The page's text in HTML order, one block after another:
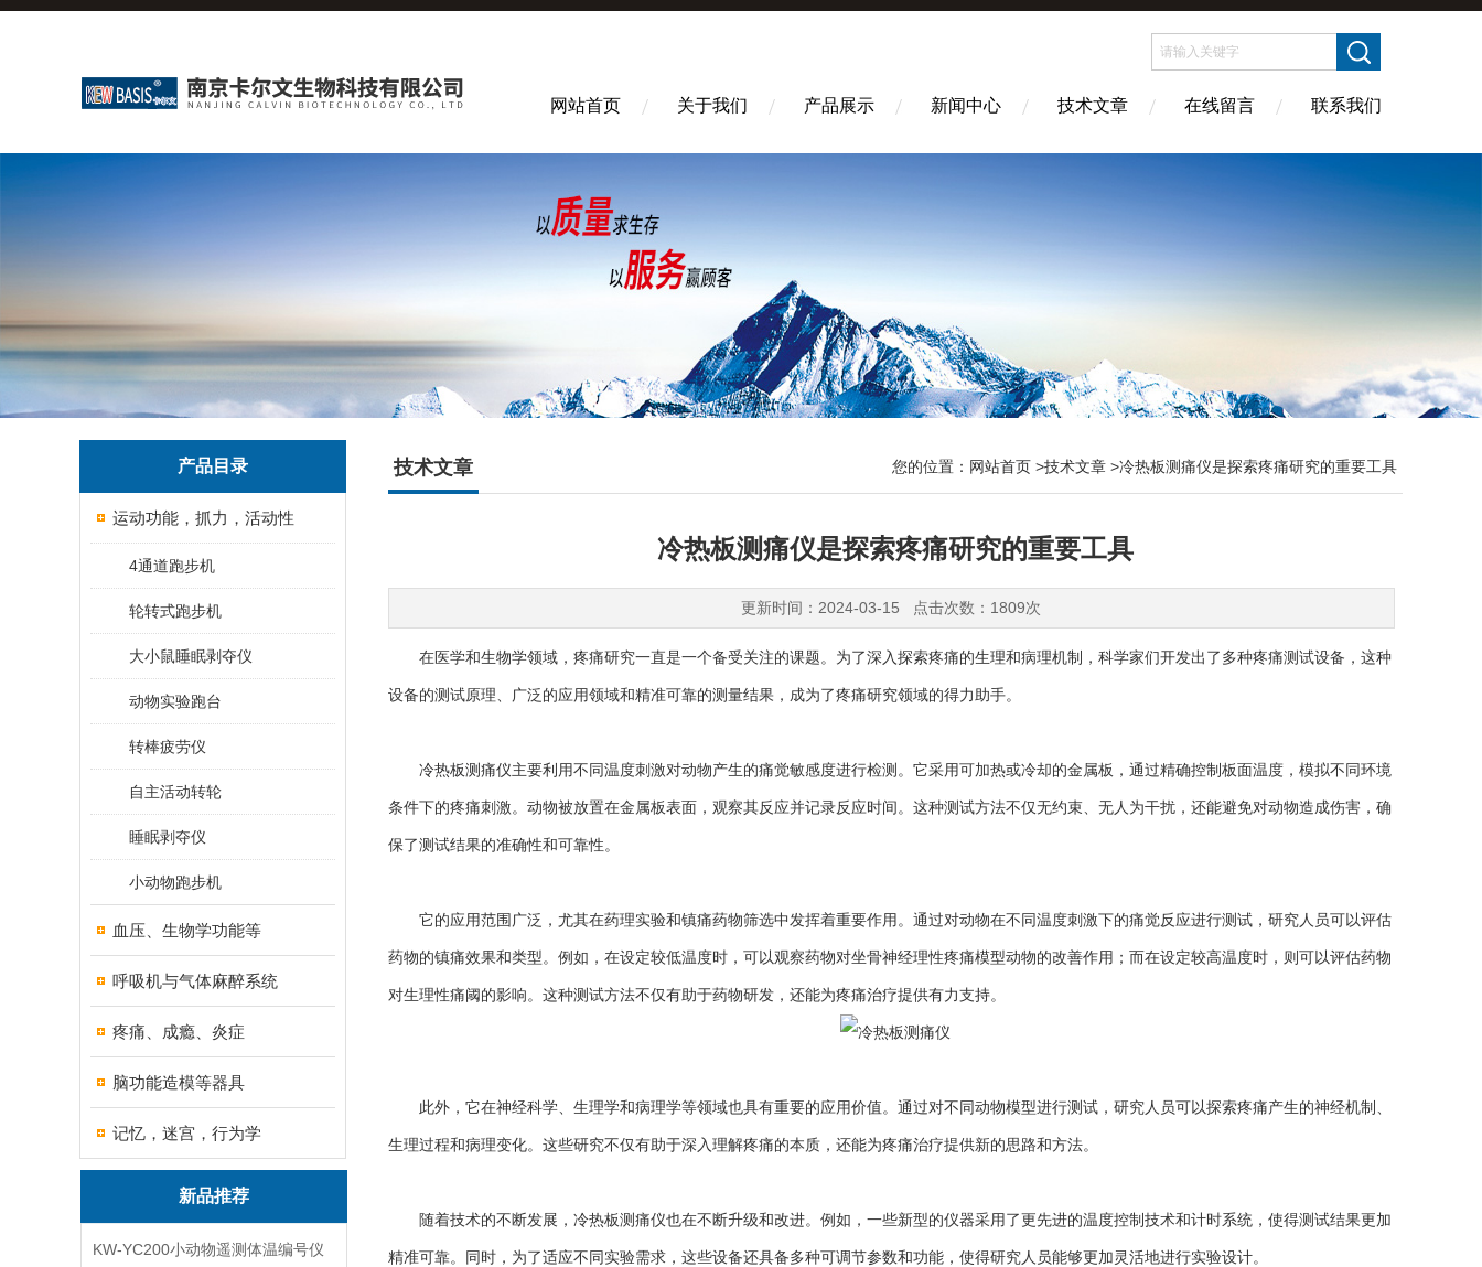
网站首页 关于我们 产品展示 新闻中心 技术文章 在线留言 联系我们
产品目录
运动功能，抓力，活动性
4通道跑步机
轮转式跑步机
大小鼠睡眠剥夺仪
动物实验跑台
转棒疲劳仪
自主活动转轮
睡眠剥夺仪
小动物跑步机
血压、生物学功能等
呼吸机与气体麻醉系统
疼痛、成瘾、炎症
脑功能造模等器具
记忆，迷宫，行为学
新品推荐
KW-YC200小动物遥测体温编号仪
技术文章 您的位置： 网站首页 >技术文章 >冷热板测痛仪是探索疼痛研究的重要工具
冷热板测痛仪是探索疼痛研究的重要工具
更新时间：2024-03-15 点击次数：1809次
在医学和生物学领域，疼痛研究一直是一个备受关注的课题。为了深入探索疼痛的生理和病理机制，科学家们开发出了多种疼痛测试设备，这种
设备的测试原理、广泛的应用领域和精准可靠的测量结果，成为了疼痛研究领域的得力助手。
冷热板测痛仪主要利用不同温度刺激对动物产生的痛觉敏感度进行检测。它采用可加热或冷却的金属板，通过精确控制板面温度，模拟不同环境
条件下的疼痛刺激。动物被放置在金属板表面，观察其反应并记录反应时间。这种测试方法不仅无约束、无人为干扰，还能避免对动物造成伤害，确
保了测试结果的准确性和可靠性。
它的应用范围广泛，尤其在药理实验和镇痛药物筛选中发挥着重要作用。通过对动物在不同温度刺激下的痛觉反应进行测试，研究人员可以评估
药物的镇痛效果和类型。例如，在设定较低温度时，可以观察药物对坐骨神经理性疼痛模型动物的改善作用；而在设定较高温度时，则可以评估药物
对生理性痛阈的影响。这种测试方法不仅有助于药物研发，还能为疼痛治疗提供有力支持。
此外，它在神经科学、生理学和病理学等领域也具有重要的应用价值。通过对不同动物模型进行测试，研究人员可以探索疼痛产生的神经机制、
生理过程和病理变化。这些研究不仅有助于深入理解疼痛的本质，还能为疼痛治疗提供新的思路和方法。
随着技术的不断发展，冷热板测痛仪也在不断升级和改进。例如，一些新型的仪器采用了更先进的温度控制技术和计时系统，使得测试结果更加
精准可靠。同时，为了适应不同实验需求，这些设备还具备多种可调节参数和功能，使得研究人员能够更加灵活地进行实验设计。